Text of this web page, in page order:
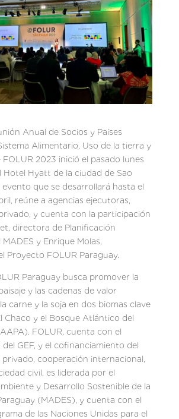
Anual de Socios y Países
Alimentario, Uso de la tierra y
FOLUR 2023 inició el pasado lunes
Hotel Hyatt de la ciudad de Sao
evento que se desarrollará hasta el
reúne a agencias ejecutoras,
y cuenta con la participación
directora de Planificación
y Enrique Molas,
Proyecto FOLUR Paraguay.
Paraguay busca promover la
y las cadenas de valor
carne y la soja en dos biomas clave
Chaco y el Bosque Atlántico del
FOLUR, cuenta con el
GEF, y el cofinanciamiento del
cooperación internacional,
civil, es liderada por el
y Desarrollo Sostenible de la
(MADES), y cuenta con el
de las Naciones Unidas para el